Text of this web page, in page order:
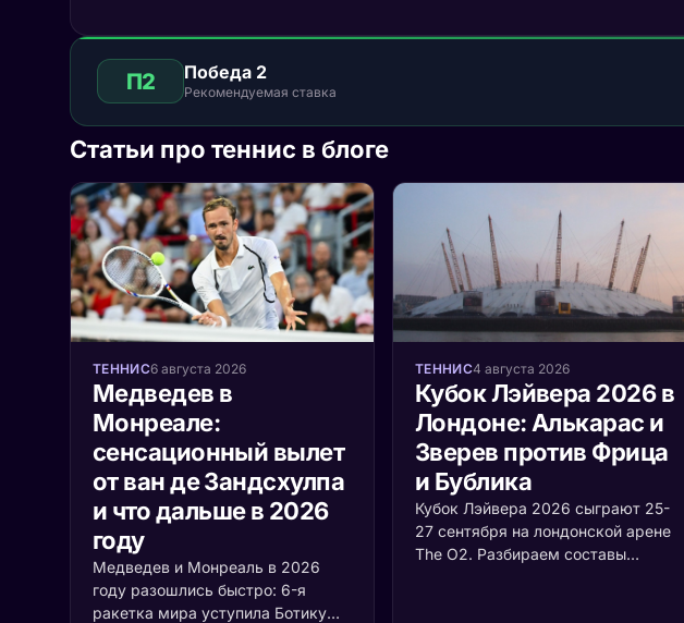
П2 Победа 2
Рекомендуемая ставка
Статьи про теннис в блоге
ТЕННИС6 августа 2026
Медведев в
Монреале:
сенсационный вылет
от ван де Зандсхулпа
и что дальше в 2026
году
Медведев и Монреаль в 2026
году разошлись быстро: 6-я
ракетка мира уступила Ботику
ТЕННИС4 августа 2026
Кубок Лэйвера 2026 в
Лондоне: Алькарас и
Зверев против Фрица
и Бублика
Кубок Лэйвера 2026 сыграют 25-
27 сентября на лондонской арене
The O2. Разбираем составы